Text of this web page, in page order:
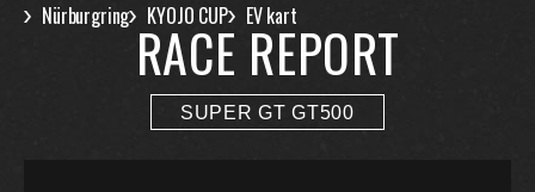
Nürburgring
KYOJO CUP EV kart
RACE REPORT
SUPER GT GT500